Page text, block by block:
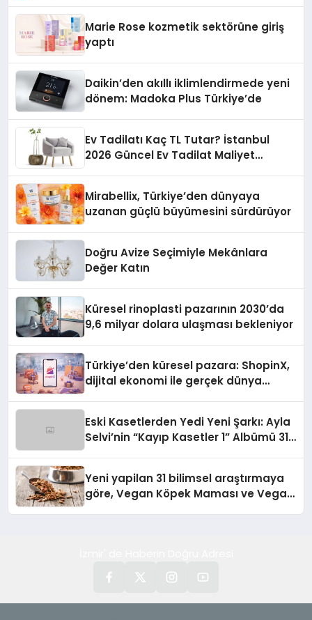
Marie Rose kozmetik sektörüne giriş
yaptı
Daikin’den akıllı iklimlendirmede yeni
dönem: Madoka Plus Türkiye’de
Ev Tadilatı Kaç TL Tutar? İstanbul
2026 Güncel Ev Tadilat Maliyet
Mirabellix, Türkiye’den dünyaya
uzanan güçlü büyümesini sürdürüyor
Doğru Avize Seçimiyle Mekânlara
Değer Katın
Küresel rinoplasti pazarının 2030’da
9,6 milyar dolara ulaşması bekleniyor
Türkiye’den küresel pazara: ShopinX,
dijital ekonomi ile gerçek dünya
Eski Kasetlerden Yedi Yeni Şarkı: Ayla
Selvi’nin “Kayıp Kasetler 1” Albümü 31
Yeni yapilan 31 bilimsel araştırmaya
göre, Vegan Köpek Maması ve Vegan